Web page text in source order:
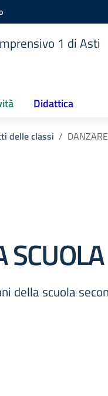
1 di Asti
Didattica
delle classi
SCUOLA
della scuola